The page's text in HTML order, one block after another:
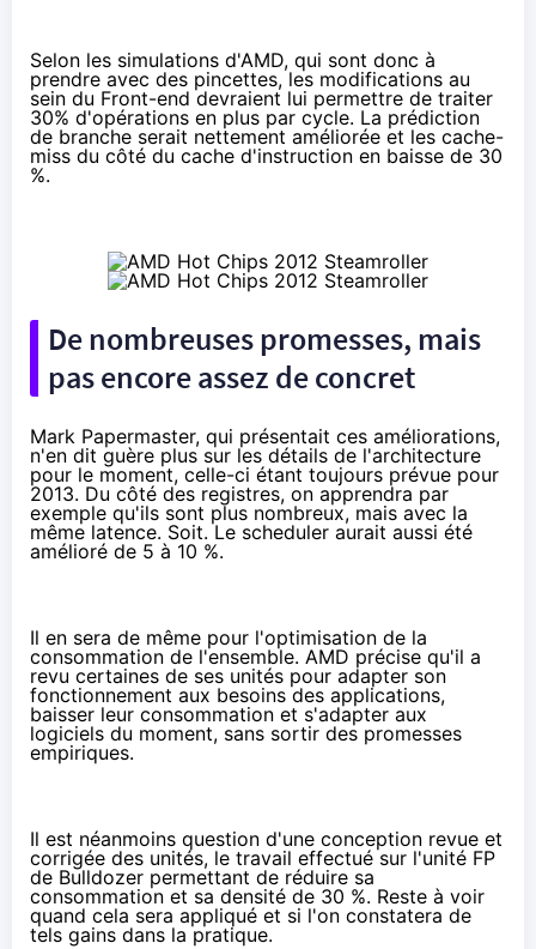
Selon les simulations d'AMD, qui sont donc à
prendre avec des pincettes, les modifications au
sein du Front-end devraient lui permettre de traiter
30% d'opérations en plus par cycle. La prédiction
de branche serait nettement améliorée et les cache-
miss du côté du cache d'instruction en baisse de 30
%.
De nombreuses promesses, mais
pas encore assez de concret
Mark Papermaster, qui présentait ces améliorations,
n'en dit guère plus sur les détails de l'architecture
pour le moment, celle-ci étant toujours prévue pour
2013. Du côté des registres, on apprendra par
exemple qu'ils sont plus nombreux, mais avec la
même latence. Soit. Le scheduler aurait aussi été
amélioré de 5 à 10 %.
Il en sera de même pour l'optimisation de la
consommation de l'ensemble. AMD précise qu'il a
revu certaines de ses unités pour adapter son
fonctionnement aux besoins des applications,
baisser leur consommation et s'adapter aux
logiciels du moment, sans sortir des promesses
empiriques.
Il est néanmoins question d'une conception revue et
corrigée des unités, le travail effectué sur l'unité FP
de Bulldozer permettant de réduire sa
consommation et sa densité de 30 %. Reste à voir
quand cela sera appliqué et si l'on constatera de
tels gains dans la pratique.